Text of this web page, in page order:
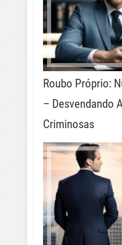
Roubo Próprio:
– Desvendando
Criminosas